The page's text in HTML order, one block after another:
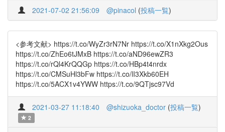
2021-07-02 21:56:09 @pinacol (投稿一覧)
<参考文献> https://t.co/WyZr3rN7Nr https://t.co/X1nXkg2Ous
https://t.co/ZhEo6tJMxB https://t.co/aND96ewZR3
https://t.co/rQl4KrQQGp https://t.co/HBp4t4nrdx
https://t.co/CMSuHl3bFw https://t.co/lI3Xkb60EH
https://t.co/5ACX1v4YWW https://t.co/9QTjsc97Vd
2021-03-27 11:18:40 @shizuoka_doctor (投稿一覧)
2